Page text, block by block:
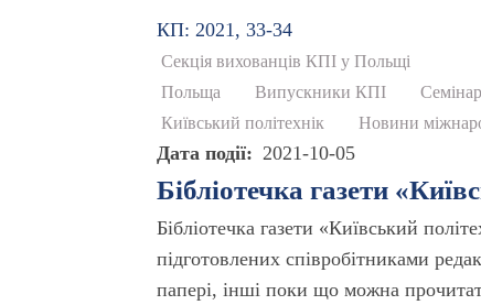
КП: 2021, 33-34
Секція вихованців КПІ у Польщі
Польща
Випускники КПІ
Семінар
Київський політехнік
Новини
Дата події 2021-10-05
Бібліотечка газети
Бібліотечка газети «Київський
підготовлених співробітниками
папері, інші поки що можна